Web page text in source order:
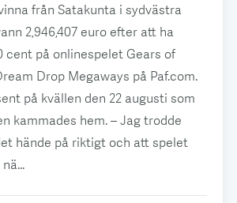
från Satakunta i sydvästra
2,946,407 euro efter att ha
cent på onlinespelet Gears of
Drop Megaways på Paf.com.
på kvällen den 22 augusti som
kammades hem. – Jag trodde
hände på riktigt och att spelet